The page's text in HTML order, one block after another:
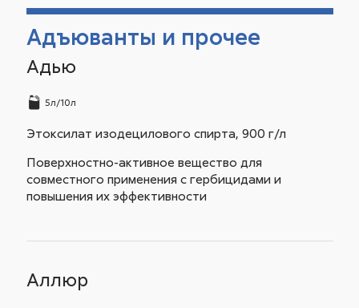
Адъюванты и прочее
Адью
5л/10л
Этоксилат изодецилового спирта, 900 г/л
Поверхностно-активное вещество для
совместного применения с гербицидами и
повышения их эффективности
Аллюр